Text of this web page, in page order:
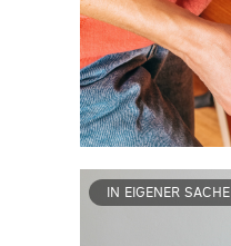
IN EIGENER SACHE